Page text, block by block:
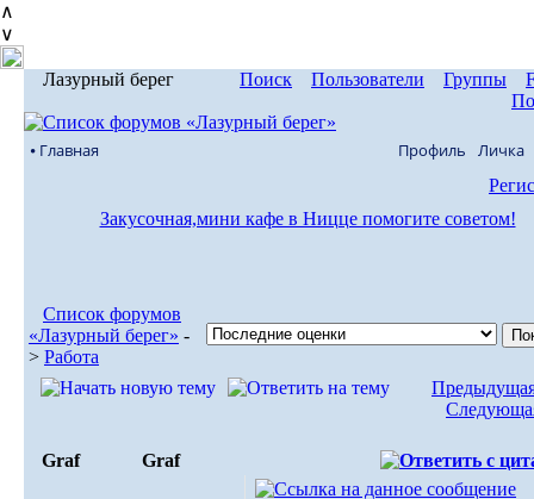
∧
∨
Лазурный берег Поиск Пользователи Группы
⦁ Главная Профиль Личка
Закусочная,мини кафе в Ницце помогите советом!
Список форумов
«Лазурный берег» -
> Работа
Graf Graf